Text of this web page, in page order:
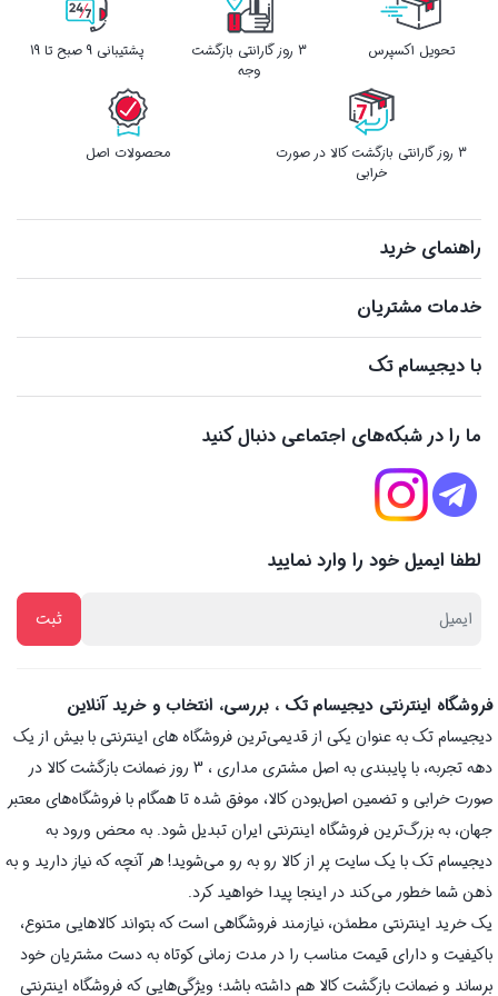
تحویل اکسپرس
3 روز گارانتی بازگشت
وجه
پشتیبانی 9 صبح تا 19
3 روز گارانتی بازگشت کالا در صورت
خرابی
محصولات اصل
راهنمای خرید
خدمات مشتریان
با دیجیسام تک
ما را در شبکه‌های اجتماعی دنبال کنید
لطفا ایمیل خود را وارد نمایید
فروشگاه اینترنتی دیجیسام تک ، بررسی، انتخاب و خرید آنلاین
دیجیسام تک به عنوان یکی از قدیمی‌ترین فروشگاه های اینترنتی با بیش از یک
دهه تجربه، با پایبندی به اصل مشتری مداری ، 3 روز ضمانت بازگشت کالا در
صورت خرابی و تضمین اصل‌بودن کالا، موفق شده تا همگام با فروشگاه‌های معتبر
جهان، به بزرگ‌ترین فروشگاه اینترنتی ایران تبدیل شود. به محض ورود به
دیجیسام تک با یک سایت پر از کالا رو به رو می‌شوید! هر آنچه که نیاز دارید و به
ذهن شما خطور می‌کند در اینجا پیدا خواهید کرد.
یک خرید اینترنتی مطمئن، نیازمند فروشگاهی است که بتواند کالاهایی متنوع،
باکیفیت و دارای قیمت مناسب را در مدت زمانی کوتاه به دست مشتریان خود
برساند و ضمانت بازگشت کالا هم داشته باشد؛ ویژگی‌هایی که فروشگاه اینترنتی